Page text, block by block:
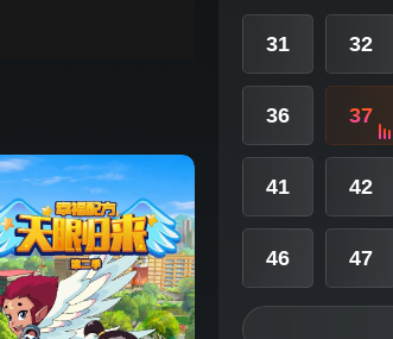
31 32
36 37
41 42
46 47